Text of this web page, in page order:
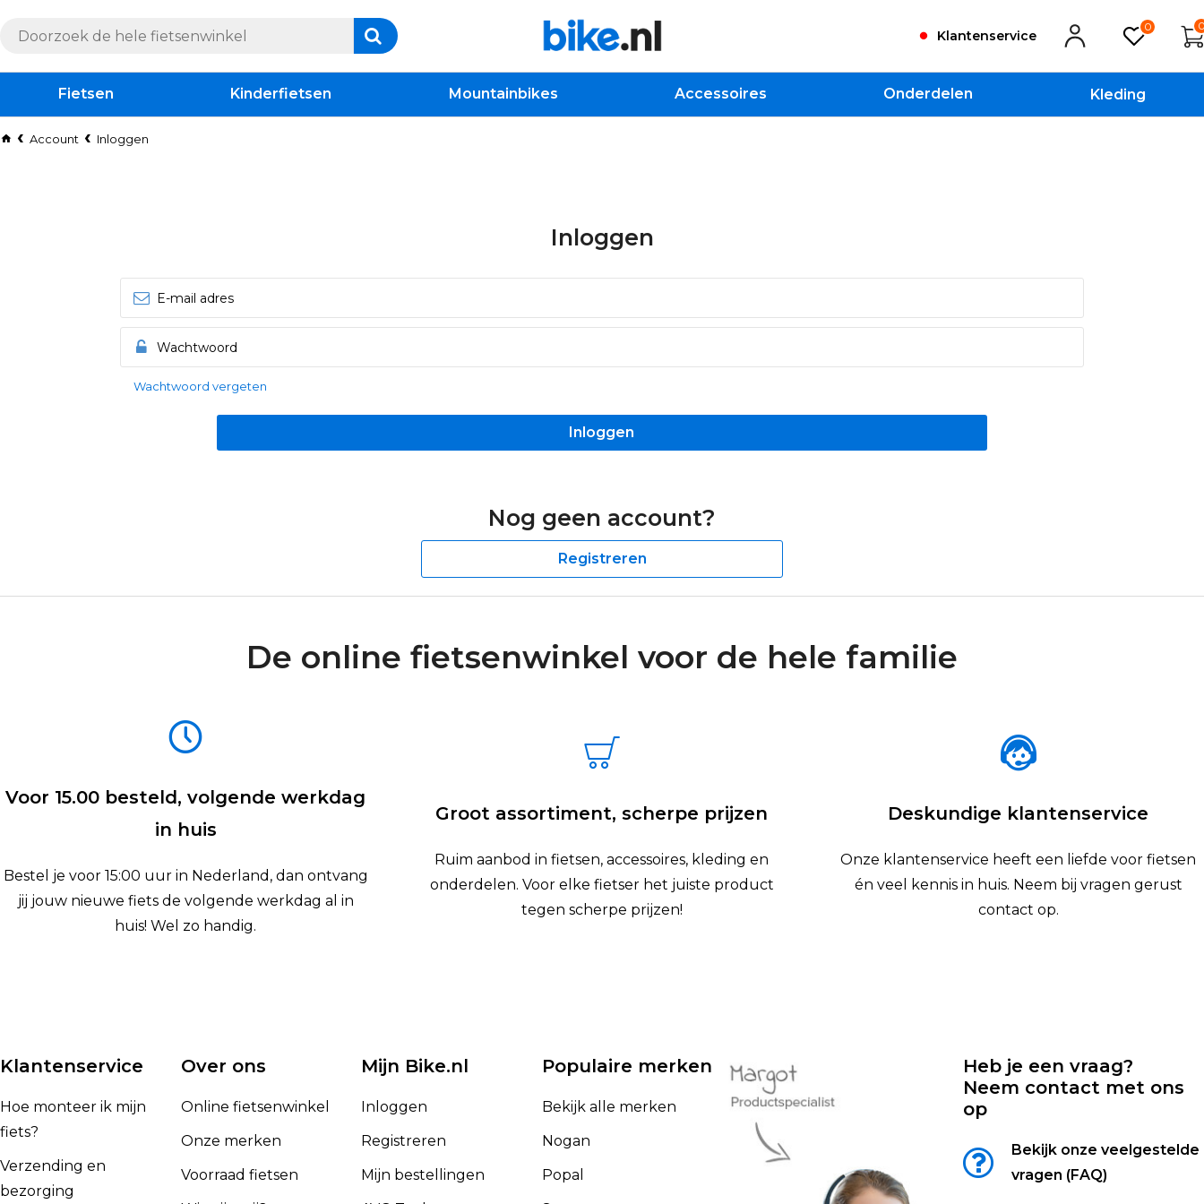
Klantenservice
0
Fietsen Kinderfietsen Mountainbikes Accessoires Onderdelen Kleding
Account Inloggen
Nog geen account?
Registreren
Inloggen
Wachtwoord vergeten
Inloggen
De online fietsenwinkel voor de hele familie
Voor 15.00 besteld, volgende werkdag
in huis
Bestel je voor 15:00 uur in Nederland, dan ontvang
jij jouw nieuwe fiets de volgende werkdag al in
huis! Wel zo handig.
Groot assortiment, scherpe prijzen
Ruim aanbod in fietsen, accessoires, kleding en
onderdelen. Voor elke fietser het juiste product
tegen scherpe prijzen!
Deskundige klantenservice
Onze klantenservice heeft een liefde voor fietsen
én veel kennis in huis. Neem bij vragen gerust
contact op.
Klantenservice
Hoe monteer ik mijn
fiets?
Verzending en
bezorging
Over ons
Online fietsenwinkel
Onze merken
Voorraad fietsen
Mijn Bike.nl
Inloggen
Registreren
Mijn bestellingen
Populaire merken
Bekijk alle merken
Nogan
Popal
Heb je een vraag?
Neem contact met ons
op
Bekijk onze veelgestelde
vragen (FAQ)